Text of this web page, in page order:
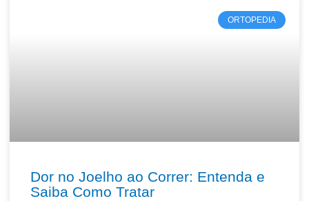
ORTOPEDIA
Dor no Joelho ao Correr: Entenda e
Saiba Como Tratar